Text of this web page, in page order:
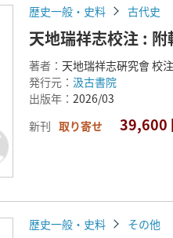
歴史一般・史料 古代史
天地瑞祥志校注 : 附
著者： 天地瑞祥志硏究會 校注
発行元： 汲古書院
出版年： 2026/03
新刊 取り寄せ 39,600
歴史一般・史料 その他